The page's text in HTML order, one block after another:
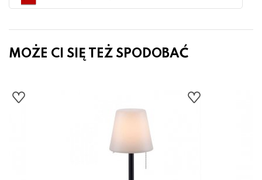
MOŻE CI SIĘ TEŻ SPODOBAĆ